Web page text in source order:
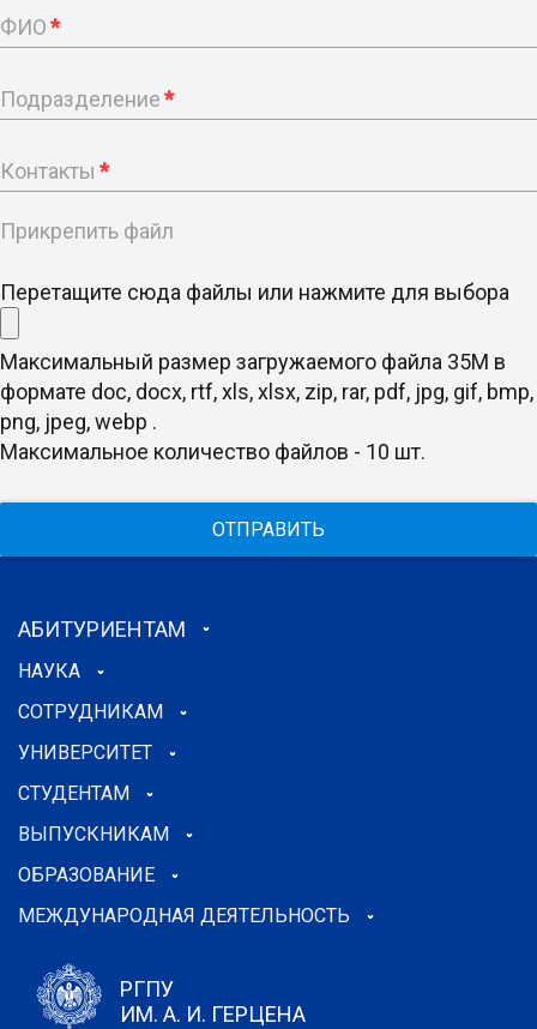
ФИО*
Подразделение*
Контакты *
Прикрепить файл
Перетащите сюда файлы или нажмите для выбора
Максимальный размер загружаемого файла 35M в
формате doc, docx, rtf, xls, xlsx, zip, rar, pdf, jpg, gif, bmp,
png, jpeg, webp .
Максимальное количество файлов - 10 шт.
ОТПРАВИТЬ
АБИТУРИЕНТАМ
НАУКА
СОТРУДНИКАМ
УНИВЕРСИТЕТ
СТУДЕНТАМ
ВЫПУСКНИКАМ
ОБРАЗОВАНИЕ
МЕЖДУНАРОДНАЯ ДЕЯТЕЛЬНОСТЬ
РГПУ
ИМ. А. И. ГЕРЦЕНА